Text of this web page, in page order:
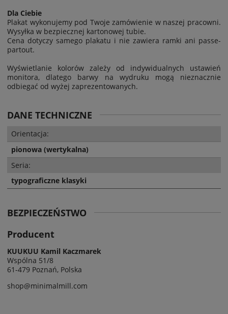
Dla Ciebie
Plakat wykonujemy pod Twoje zamówienie w naszej pracowni.
Wysyłka w bezpiecznej kartonowej tubie.
Cena dotyczy samego plakatu i nie zawiera ramki ani passe-
partout.
Wyświetlanie kolorów zależy od indywidualnych ustawień
monitora, dlatego barwy na wydruku mogą nieznacznie
odbiegać od wyżej zaprezentowanych.
DANE TECHNICZNE
Orientacja:
pionowa (wertykalna)
Seria:
typograficzne klasyki
BEZPIECZEŃSTWO
Producent
KUUKUU Kamil Kaczmarek
Wspólna 51/8
61-479 Poznań, Polska
shop@minimalmill.com